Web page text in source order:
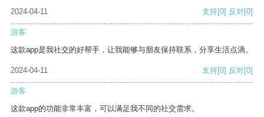
2024-04-11
支持[0] 反对[0]
游客
这款app是我社交的好帮手，让我能够与朋友保持联系，分享生活点滴。
2024-04-11 支持[0] 反对[0]
游客
这款app的功能非常丰富，可以满足我不同的社交需求。